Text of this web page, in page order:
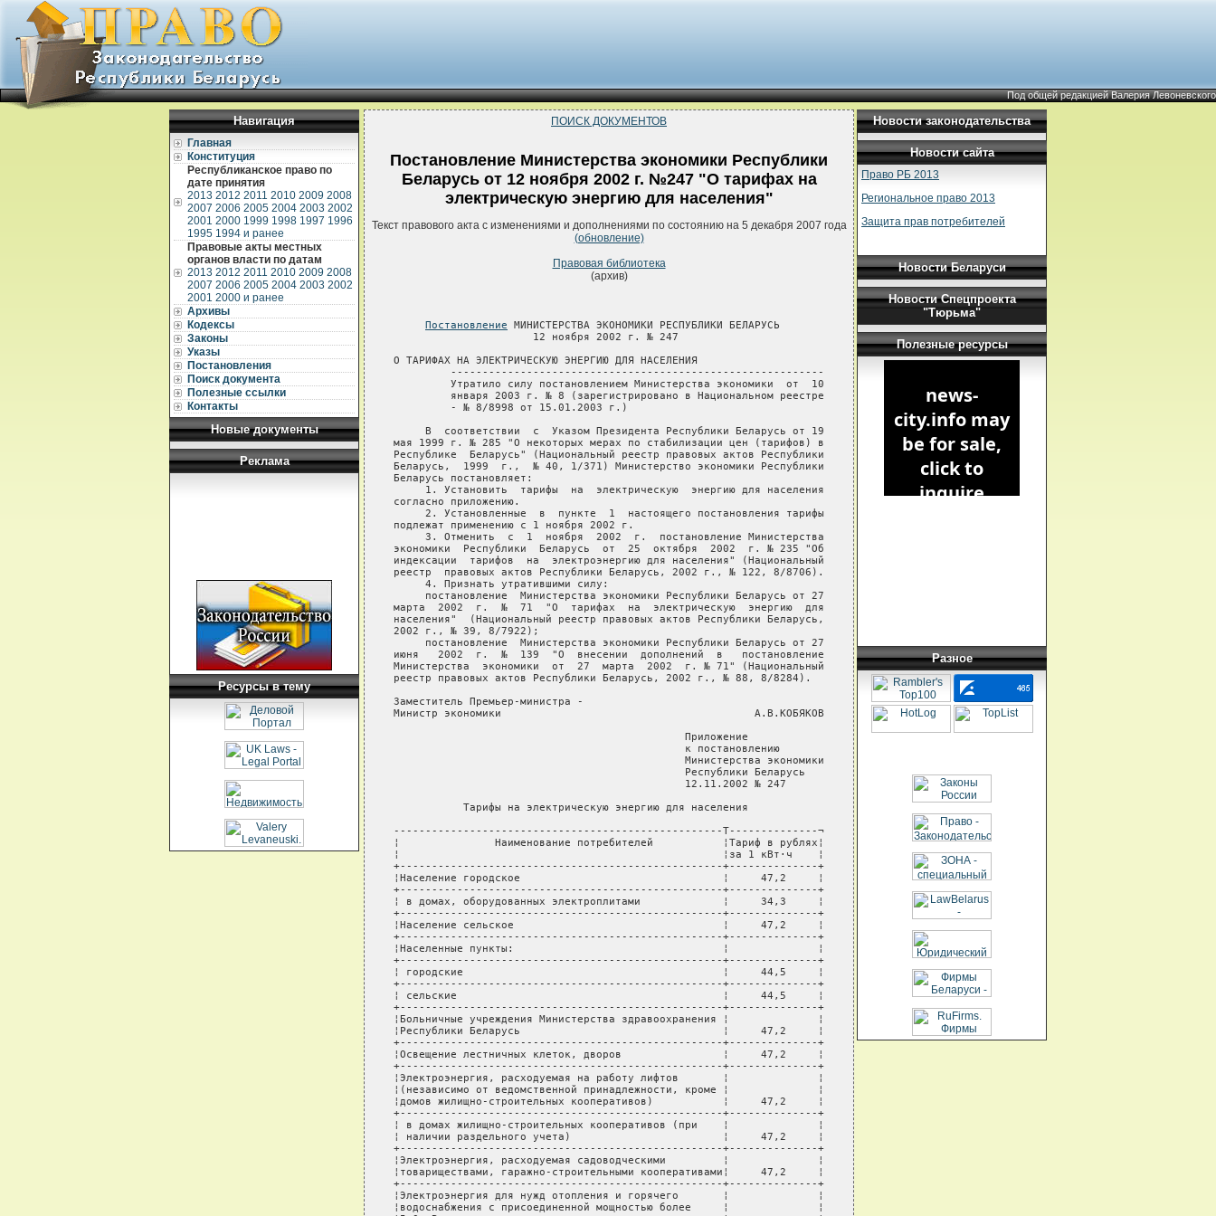
Под общей редакцией Валерия Левоневского
Навигация
Главная
Конституция
Республиканское право по
дате принятия
2013 2012 2011 2010 2009 2008
2007 2006 2005 2004 2003 2002
2001 2000 1999 1998 1997 1996
1995 1994 и ранее
Правовые акты местных
органов власти по датам
2013 2012 2011 2010 2009 2008
2007 2006 2005 2004 2003 2002
2001 2000 и ранее
Архивы
Кодексы
Законы
Указы
Постановления
Поиск документа
Полезные ссылки
Контакты
Новые документы
Реклама
Ресурсы в тему
ПОИСК ДОКУМЕНТОВ
Постановление Министерства экономики Республики
Беларусь от 12 ноября 2002 г. №247 "О тарифах на
электрическую энергию для населения"
Текст правового акта с изменениями и дополнениями по состоянию на 5 декабря 2007 года
(обновление)
Правовая библиотека
(архив)
Постановление МИНИСТЕРСТВА ЭКОНОМИКИ РЕСПУБЛИКИ БЕЛАРУСЬ
                      12 ноября 2002 г. № 247
О ТАРИФАХ НА ЭЛЕКТРИЧЕСКУЮ ЭНЕРГИЮ ДЛЯ НАСЕЛЕНИЯ
         -----------------------------------------------------------
         Утратило силу постановлением Министерства экономики  от  10
         января 2003 г. № 8 (зарегистрировано в Национальном реестре
         - № 8/8998 от 15.01.2003 г.)
     В  соответствии  с  Указом Президента Республики Беларусь от 19
мая 1999 г. № 285 "О некоторых мерах по стабилизации цен (тарифов) в
Республике  Беларусь" (Национальный реестр правовых актов Республики
Беларусь,  1999  г.,  № 40, 1/371) Министерство экономики Республики
Беларусь постановляет:
     1. Установить  тарифы  на  электрическую  энергию для населения
согласно приложению.
     2. Установленные  в  пункте  1  настоящего постановления тарифы
подлежат применению с 1 ноября 2002 г.
     3. Отменить  с  1  ноября  2002  г.  постановление Министерства
экономики  Республики  Беларусь  от  25  октября  2002  г. № 235 "Об
индексации  тарифов  на  электроэнергию для населения" (Национальный
реестр  правовых актов Республики Беларусь, 2002 г., № 122, 8/8706).
     4. Признать утратившими силу:
     постановление  Министерства экономики Республики Беларусь от 27
марта  2002  г.  №  71  "О  тарифах  на  электрическую  энергию  для
населения"  (Национальный реестр правовых актов Республики Беларусь,
2002 г., № 39, 8/7922);
     постановление  Министерства экономики Республики Беларусь от 27
июня   2002  г.  №  139  "О  внесении  дополнений  в   постановление
Министерства  экономики  от  27  марта  2002  г. № 71" (Национальный
реестр правовых актов Республики Беларусь, 2002 г., № 88, 8/8284).
Заместитель Премьер-министра -
Министр экономики                                        А.В.КОБЯКОВ
                                              Приложение
                                              к постановлению
                                              Министерства экономики
                                              Республики Беларусь
                                              12.11.2002 № 247
           Тарифы на электрическую энергию для населения
----------------------------------------------------T--------------¬
¦               Наименование потребителей           ¦Тариф в рублях¦
¦                                                   ¦за 1 кВт·ч    ¦
+---------------------------------------------------+--------------+
¦Население городское                                ¦     47,2     ¦
+---------------------------------------------------+--------------+
¦ в домах, оборудованных электроплитами             ¦     34,3     ¦
+---------------------------------------------------+--------------+
¦Население сельское                                 ¦     47,2     ¦
+---------------------------------------------------+--------------+
¦Населенные пункты:                                 ¦              ¦
+---------------------------------------------------+--------------+
¦ городские                                         ¦     44,5     ¦
+---------------------------------------------------+--------------+
¦ сельские                                          ¦     44,5     ¦
+---------------------------------------------------+--------------+
¦Больничные учреждения Министерства здравоохранения ¦              ¦
¦Республики Беларусь                                ¦     47,2     ¦
+---------------------------------------------------+--------------+
¦Освещение лестничных клеток, дворов                ¦     47,2     ¦
+---------------------------------------------------+--------------+
¦Электроэнергия, расходуемая на работу лифтов       ¦              ¦
¦(независимо от ведомственной принадлежности, кроме ¦              ¦
¦домов жилищно-строительных кооперативов)           ¦     47,2     ¦
+---------------------------------------------------+--------------+
¦ в домах жилищно-строительных кооперативов (при    ¦              ¦
¦ наличии раздельного учета)                        ¦     47,2     ¦
+---------------------------------------------------+--------------+
¦Электроэнергия, расходуемая садоводческими         ¦              ¦
¦товариществами, гаражно-строительными кооперативами¦     47,2     ¦
+---------------------------------------------------+--------------+
¦Электроэнергия для нужд отопления и горячего       ¦              ¦
¦водоснабжения с присоединенной мощностью более     ¦              ¦
Новости законодательства
Новости сайта
Право РБ 2013
Региональное право 2013
Защита прав потребителей
Новости Беларуси
Новости Спецпроекта
"Тюрьма"
Полезные ресурсы
Разное